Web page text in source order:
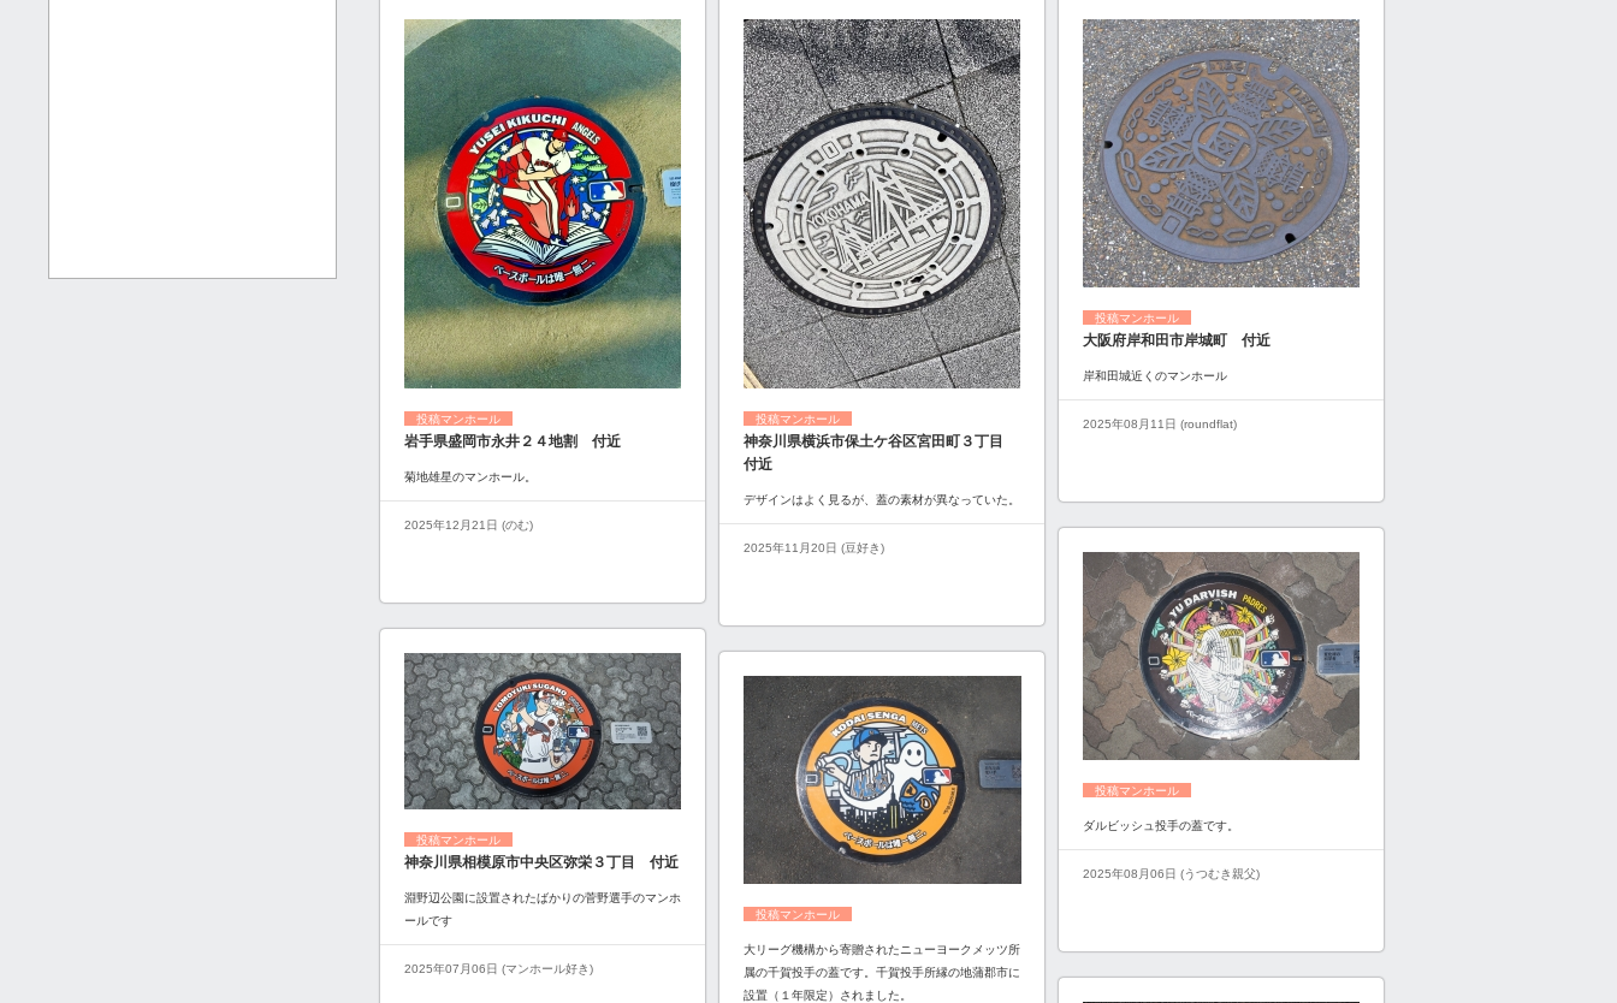
投稿マンホール
岩手県盛岡市永井２４地割 付近
菊地雄星のマンホール。
2025年12月21日 (のむ)
投稿マンホール
神奈川県横浜市保土ケ谷区宮田町３丁目
付近
デザインはよく見るが、蓋の素材が異なっていた。
2025年11月20日 (豆好き)
投稿マンホール
大阪府岸和田市岸城町 付近
岸和田城近くのマンホール
2025年08月11日 (roundflat)
投稿マンホール
ダルビッシュ投手の蓋です。
2025年08月06日 (うつむき親父)
投稿マンホール
神奈川県相模原市中央区弥栄３丁目 付近
淵野辺公園に設置されたばかりの菅野選手のマンホ
ールです
2025年07月06日 (マンホール好き)
投稿マンホール
大リーグ機構から寄贈されたニューヨークメッツ所
属の千賀投手の蓋です。千賀投手所縁の地蒲郡市に
設置（１年限定）されました。